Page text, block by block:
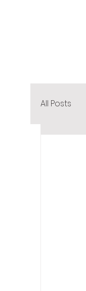
All Posts